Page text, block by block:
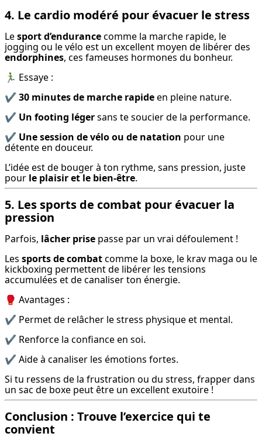
4. Le cardio modéré pour évacuer le stress
Le sport d’endurance comme la marche rapide, le
endorphines, ces fameuses hormones du bonheur.
🏃‍♂️ Essaye :
✔ 30 minutes de marche rapide en pleine nature.
✔ Un footing léger sans te soucier de la performance.
✔ Une session de vélo ou de natation pour une
détente en douceur.
L’idée est de bouger à ton rythme, sans pression, juste
pour le plaisir et le bien-être.
5. Les sports de combat pour évacuer la
pression
Parfois, lâcher prise passe par un vrai défoulement !
Les sports de combat comme la boxe, le krav maga ou le
kickboxing permettent de libérer les tensions
accumulées et de canaliser ton énergie.
🥊 Avantages :
✔ Permet de relâcher le stress physique et mental.
✔ Renforce la confiance en soi.
✔ Aide à canaliser les émotions fortes.
Si tu ressens de la frustration ou du stress, frapper dans
un sac de boxe peut être un excellent exutoire !
Conclusion : Trouve l’exercice qui te
convient